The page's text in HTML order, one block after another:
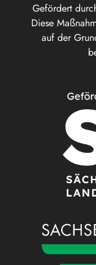
Gefördert
Diese
auf der